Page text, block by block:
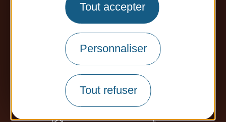
Tout accepter
Personnaliser
Tout refuser
Office de tourisme